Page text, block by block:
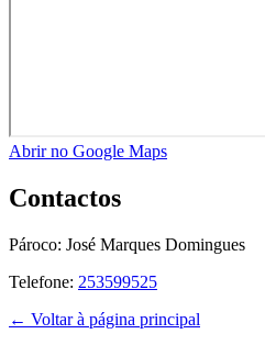
Abrir no Google Maps
Contactos
Pároco: José Marques Domingues
Telefone: 253599525
← Voltar à página principal